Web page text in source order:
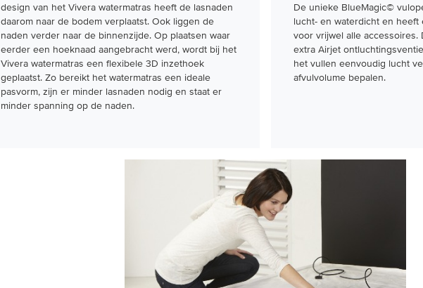
design van het Vivera watermatras heeft de lasnaden
daarom naar de bodem verplaatst. Ook liggen de
naden verder naar de binnenzijde. Op plaatsen waar
eerder een hoeknaad aangebracht werd, wordt bij het
Vivera watermatras een flexibele 3D inzethoek
geplaatst. Zo bereikt het watermatras een ideale
pasvorm, zijn er minder lasnaden nodig en staat er
minder spanning op de naden.
De unieke BlueMagic©
lucht- en waterdicht en
voor vrijwel alle accessoires.
extra Airjet
het vullen eenvoudig lucht
afvulvolume bepalen.